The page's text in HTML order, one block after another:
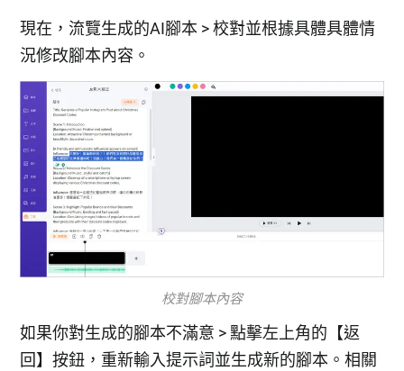
現在，流覽生成的AI腳本 > 校對並根據具體具體情
況修改腳本內容。
校對腳本內容
如果你對生成的腳本不滿意 > 點擊左上角的【返
回】按鈕，重新輸入提示詞並生成新的腳本。相關